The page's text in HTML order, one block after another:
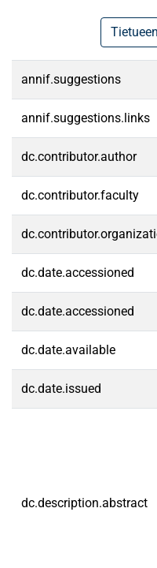
annif.suggestions
annif.suggestions.links
dc.contributor.author
dc.contributor.faculty
dc.date.accessioned
dc.date.accessioned
dc.date.available
dc.date.issued
dc.description.abstract